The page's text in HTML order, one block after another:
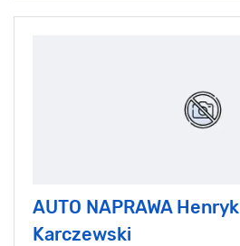
AUTO NAPRAWA Henryk
Karczewski